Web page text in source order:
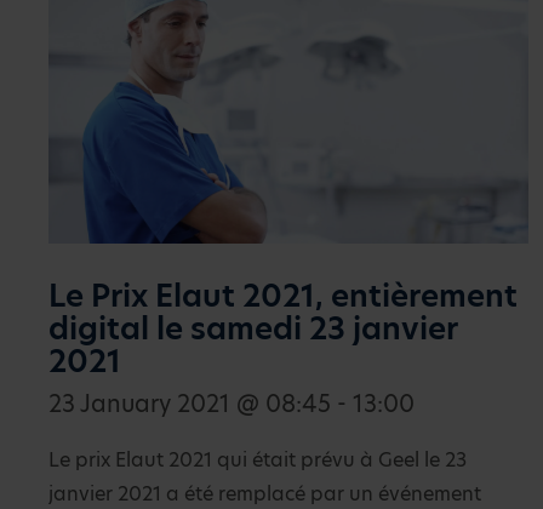
Le Prix Elaut 2021, entièrement
digital le samedi 23 janvier
2021
23 January 2021 @ 08:45 - 13:00
Le prix Elaut 2021 qui était prévu à Geel le 23
janvier 2021 a été remplacé par un événement